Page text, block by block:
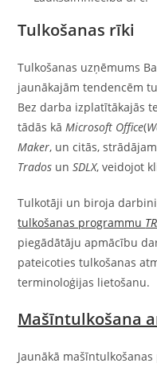
Tulkošanas rīki
Tulkošanas uzņēmums
jaunākajām tendencēm
Bez darba izplatītākajās
tādās kā Microsoft Office(
Maker, un citās,
Trados unSDLX, veidojot
Tulkotāji un biroja
tulkošanas programmu
piegādātāju apmācību
pateicoties tulkošanas
terminoloģijas lietošanu.
Mašīntulkošana
Jaunākā